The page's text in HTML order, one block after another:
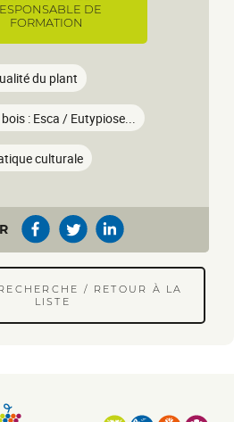
DE
FORMATION
du plant
: Esca / Eutypiose...
culturale
/ RETOUR À LA
LISTE